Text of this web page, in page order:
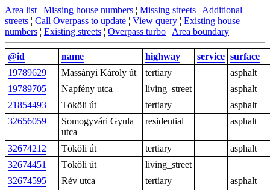
Area list ¦ Missing house numbers ¦ Missing streets ¦ Additional
streets ¦ Call Overpass to update ¦ View query ¦ Existing house
numbers ¦ Existing streets ¦ Overpass turbo ¦ Area boundary
@id name highway service surface
19789629
Massányi Károly út tertiary
asphalt
19789705
Napfény utca living_street
asphalt
21854493
Tököli út tertiary
asphalt
32656059
Somogyvári Gyula
utca
residential asphalt
32674212 Tököli út tertiary
asphalt
32674451
Tököli út
living_street
32674595
Rév utca tertiary
asphalt